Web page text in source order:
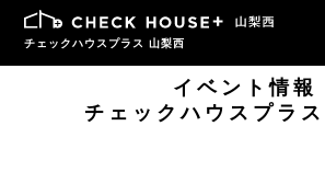
チェックハウスプラス 山梨西
イベント情報
チェックハウスプラ